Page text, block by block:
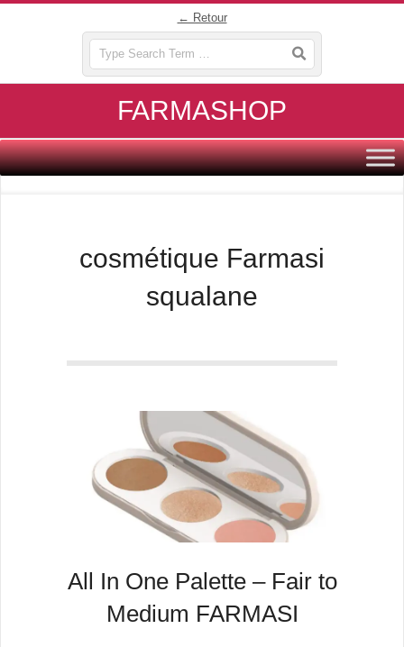
← Retour
FARMASHOP
Primary
Navigation
cosmétique Farmasi
squalane
All In One Palette – Fair to
Medium FARMASI